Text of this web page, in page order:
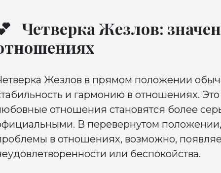
Четверка Жезлов:
Жезлов в прямом положении
и гармонию в отношениях.
отношения становятся более
В перевернутом положении,
в отношениях, возможно,
или беспокойства.